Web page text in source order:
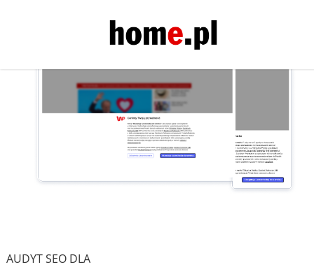
AUDYT SEO DLA